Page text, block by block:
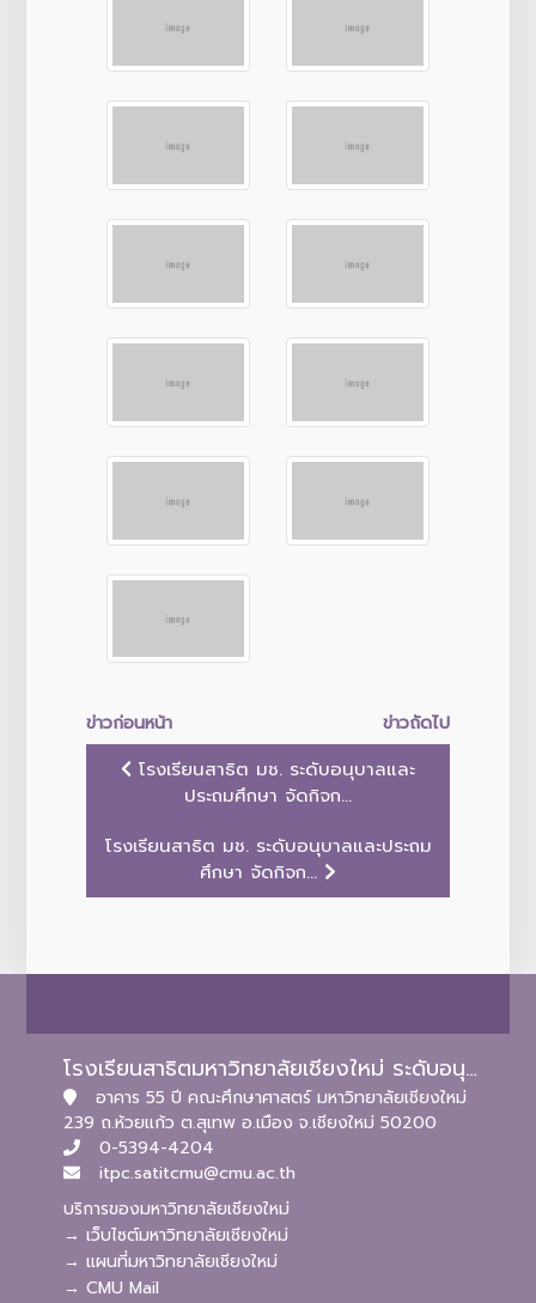
ข่าวก่อนหน้า
ข่าวถัดไป
โรงเรียนสาธิต มช. ระดับอนุบาลและ
ประถมศึกษา จัดกิจก...
โรงเรียนสาธิต มช. ระดับอนุบาลและประถม
ศึกษา จัดกิจก...
โรงเรียนสาธิตมหาวิทยาลัยเชียงใหม่ ระดับอนุบาลและประถมศึกษา
อาคาร 55 ปี คณะศึกษาศาสตร์ มหาวิทยาลัยเชียงใหม่
239 ถ.ห้วยแก้ว ต.สุเทพ อ.เมือง จ.เชียงใหม่ 50200
0-5394-4204
itpc.satitcmu@cmu.ac.th
บริการของมหาวิทยาลัยเชียงใหม่
→ เว็บไซต์มหาวิทยาลัยเชียงใหม่
→ แผนที่มหาวิทยาลัยเชียงใหม่
→ CMU Mail